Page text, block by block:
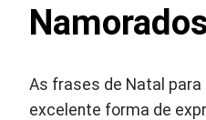
As frases de Natal
excelente forma de